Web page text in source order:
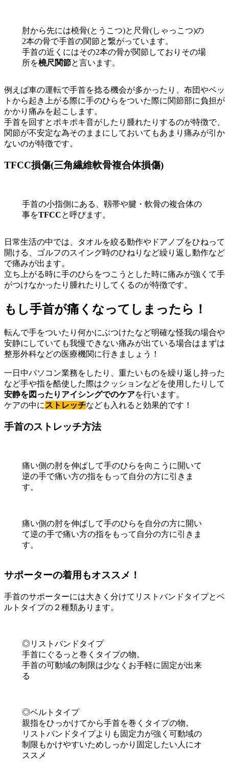
肘から先には橈骨(とうこつ)と尺骨(しゃっこつ)の
2本の骨で手首の関節と繋がっています。
手首の近くにはその2本の骨が関節しておりその場
所を橈尺関節と言います。
例えば車の運転で手首を捻る機会が多かったり、布団やベッ
トから起き上がる際に手のひらをついた際に関節部に負担が
かかり痛みを起こします。
手首を回すとポキポキ音がしたり腫れたりするのが特徴で、
関節が不安定な為そのままにしておいてもあまり痛みが引か
ないのが特徴です。
TFCC損傷(三角繊維軟骨複合体損傷)
手首の小指側にある、靱帯や腱・軟骨の複合体の
事をTFCCと呼びます。
日常生活の中では、タオルを絞る動作やドアノブをひねって
開ける、ゴルフのスイング時のひねりなど繰り返し動作など
で痛みが出ます。
立ち上がる時に手のひらをつこうとした時に痛みが強くて手
がつけなかったり腫れたりしてくるのが特徴です。
もし手首が痛くなってしまったら！
転んで手をついたり何かにぶつけたなど明確な怪我の場合や
安静にしていても我慢できない痛みが出ている場合はまずは
整形外科などの医療機関に行きましょう！
一日中パソコン業務をしたり、重たいものを繰り返し持った
など手や指を酷使した際はクッションなどを使用したりして
安静を図ったりアイシングでのケアを行います。
ケアの中に ストレッチなども入れると効果的です！
手首のストレッチ方法
痛い側の肘を伸ばして手のひらを向こうに開いて
逆の手で痛い方の指をもって自分の方に引きま
す。
痛い側の肘を伸ばして手のひらを自分の方に開い
て逆の手で痛い方の指をもって自分の方に引きま
す。
サポーターの着用もオススメ！
手首のサポーターには大きく分けてリストバンドタイプとベ
ルトタイプの２種類あります。
◎リストバンドタイプ
手首にぐるっと巻くタイプの物。
手首の可動域の制限は少なくお手軽に固定が出来
る
◎ベルトタイプ
親指をひっかけてから手首を巻くタイプの物。
リストバンドタイプよりも固定力が強く可動域の
制限もかけやすいためしっかり固定したい人にオ
ススメ